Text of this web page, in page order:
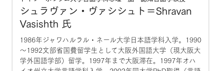
シュラヴァン・ヴァシシュト＝Shravan
Vasishth 氏
1986年ジャワハルラル・ネール大学日本語学科入学。1990
～1992文部省国費留学生として大阪外国語大学（現大阪大
学外国語学部）留学。1997年まで大阪滞在。1997年オハ